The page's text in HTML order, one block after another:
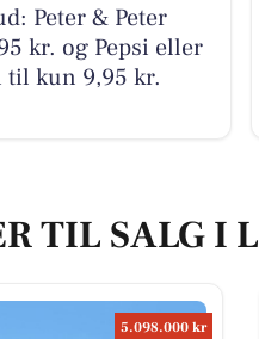
Peter & Peter
kr. og Pepsi eller
til kun 9,95 kr.
TIL SALG I
5.098.000 kr